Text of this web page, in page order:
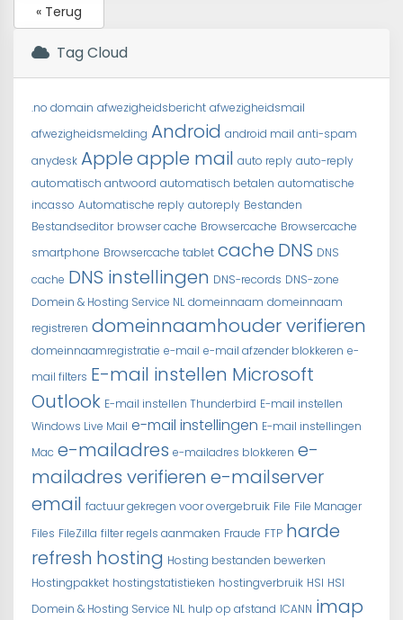
« Terug
Tag Cloud
.no domain afwezigheidsbericht afwezigheidsmail
afwezigheidsmelding Android android mail anti-spam
anydesk Appleapple mail auto reply auto-reply
automatisch antwoord automatisch betalen automatische
incasso Automatische reply autoreply Bestanden
Bestandseditor browser cache Browsercache Browsercache
smartphone Browsercache tablet cache DNS DNS
cache DNS instellingen DNS-records DNS-zone
Domein & Hosting Service NL domeinnaam domeinnaam
registreren domeinnaamhouder verifieren
domeinnaamregistratie e-mail e-mail afzender blokkeren e-
mail filters E-mail instellen Microsoft
Outlook E-mail instellen Thunderbird E-mail instellen
Windows Live Mail e-mail instellingen E-mail instellingen
Mac e-mailadres e-mailadres blokkeren e-
mailadres verifieren e-mailserver
email factuur gekregen voor overgebruik File File Manager
Files FileZilla filter regels aanmaken Fraude FTP harde
refresh hosting Hosting bestanden bewerken
Hostingpakket hostingstatistieken hostingverbruik HSI HSI
Domein & Hosting Service NL hulp op afstand ICANN imap